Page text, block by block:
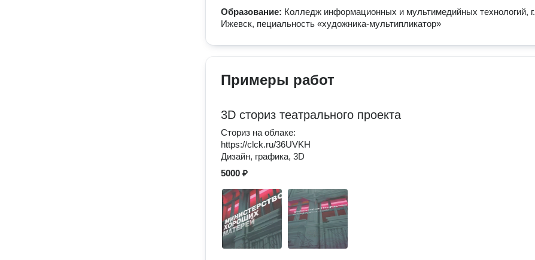
Образование: Колледж информационных и мультимедийных технологий, г.
Ижевск, пециальность «художника-мультипликатор»
Примеры работ
3D сториз театрального проекта
Сториз на облаке:
https://clck.ru/36UVKH
Дизайн, графика, 3D
5000 ₽